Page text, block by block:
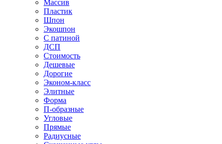
Массив
Пластик
Шпон
Экошпон
С патиной
ДСП
Стоимость
Дешевые
Дорогие
Эконом-класс
Элитные
Форма
П-образные
Угловые
Прямые
Радиусные